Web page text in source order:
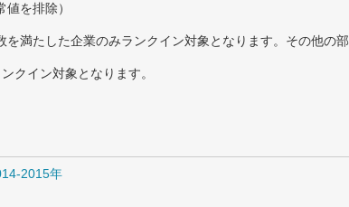
を排除）
満たした企業のみランクイン対象となります。その他の部
クイン対象となります。
2015年